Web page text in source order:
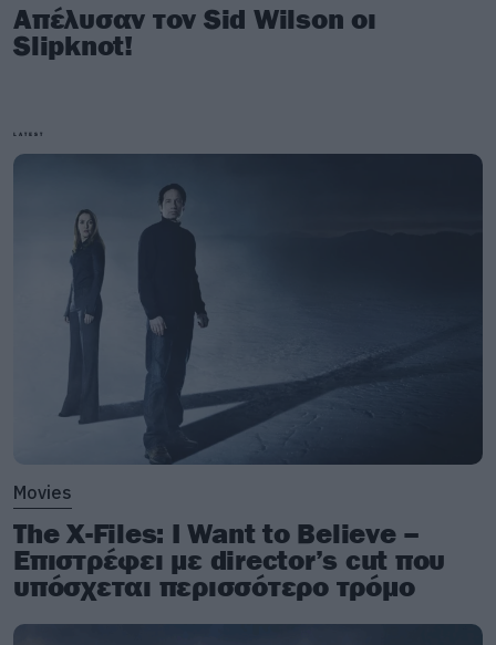
Απέλυσαν τον Sid Wilson οι
Slipknot!
LATEST
Movies
The X-Files: I Want to Believe –
Επιστρέφει με director’s cut που
υπόσχεται περισσότερο τρόμο